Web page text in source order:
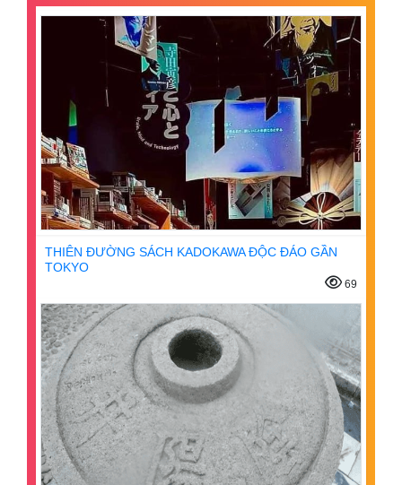
THIÊN ĐƯỜNG SÁCH KADOKAWA ĐỘC ĐÁO GẦN
TOKYO
69